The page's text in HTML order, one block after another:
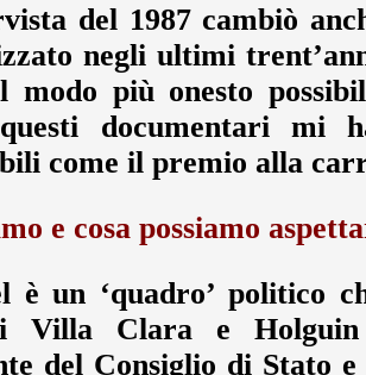
del 1987 cambiò
negli ultimi
modo più onesto
documentari mi
come il premio alla
e cosa possiamo
è un ‘quadro’ politico
Villa Clara e
del Consiglio di Stato